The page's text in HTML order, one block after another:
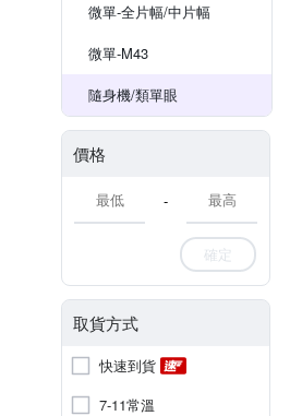
微單-全片幅/中片幅
微單-M43
隨身機/類單眼
價格
-
確定
取貨方式
快速到貨
7-11常溫